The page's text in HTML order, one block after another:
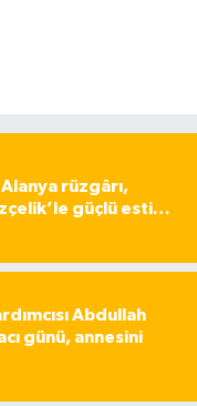
rüzgârı,
güçlü esti…
Abdullah
günü, annesini